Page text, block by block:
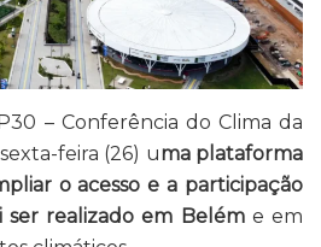
– Conferência do Clima da
feira (26) uma plataforma
o acesso e a participação
realizado em Beléme em